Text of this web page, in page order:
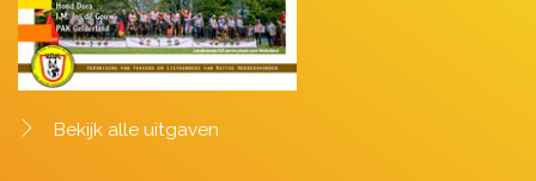
Bekijk alle uitgaven